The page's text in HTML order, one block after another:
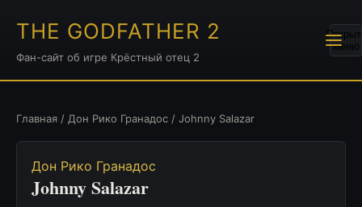
THE GODFATHER 2
Фан-сайт об игре Крёстный отец 2
меню
Главная / Дон Рико Гранадос / Johnny Salazar
Дон Рико Гранадос
Johnny Salazar